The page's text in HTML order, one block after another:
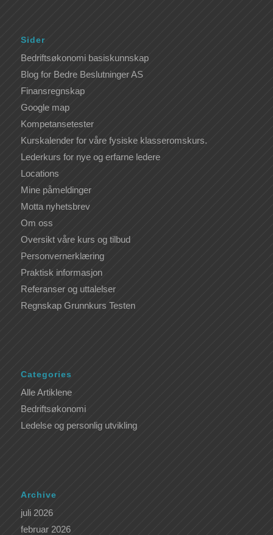
Sider
Bedriftsøkonomi basiskunnskap
Blog for Bedre Beslutninger AS
Finansregnskap
Google map
Kompetansetester
Kurskalender for våre fysiske klasseromskurs.
Lederkurs for nye og erfarne ledere
Locations
Mine påmeldinger
Motta nyhetsbrev
Om oss
Oversikt våre kurs og tilbud
Personvernerklæring
Praktisk informasjon
Referanser og uttalelser
Regnskap Grunnkurs Testen
Categories
Alle Artiklene
Bedriftsøkonomi
Ledelse og personlig utvikling
Archive
juli 2026
februar 2026